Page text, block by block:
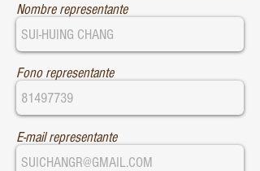
Nombre representante
Fono representante
E-mail representante